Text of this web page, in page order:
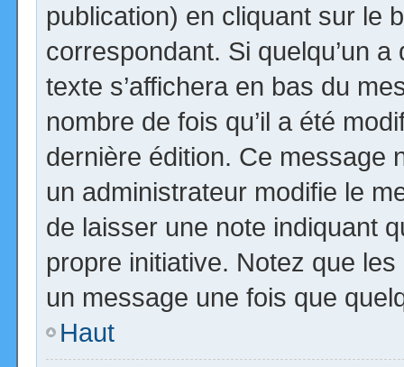
publication) en cliquant sur le
correspondant. Si quelqu’un
texte s’affichera en bas du
nombre de fois qu’il a été
dernière édition. Ce message
un administrateur modifie le
de laisser une note indiquant
propre initiative. Notez que
un message une fois que
Haut